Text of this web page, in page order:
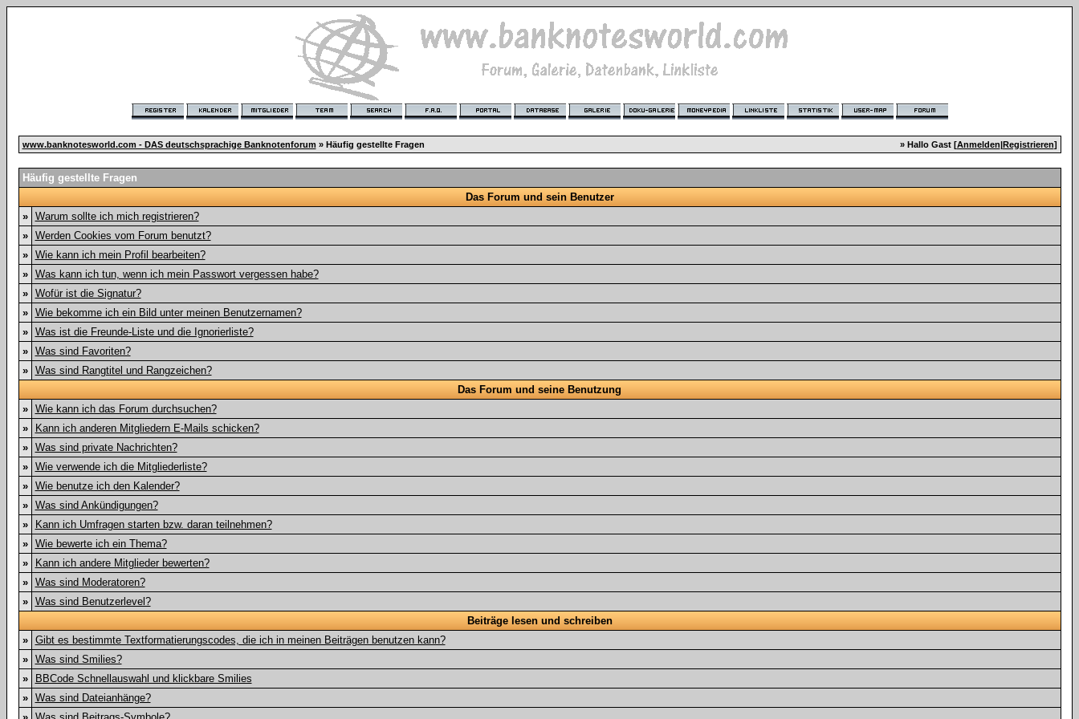
www.banknotesworld.com - DAS deutschsprachige Banknotenforum » Häufig gestellte Fragen » Hallo Gast [Anmelden|Registrieren]
Häufig gestellte Fragen
Das Forum und sein Benutzer
»
Warum sollte ich mich registrieren?
»
Werden Cookies vom Forum benutzt?
»
Wie kann ich mein Profil bearbeiten?
»
Was kann ich tun, wenn ich mein Passwort vergessen habe?
»
Wofür ist die Signatur?
»
Wie bekomme ich ein Bild unter meinen Benutzernamen?
»
Was ist die Freunde-Liste und die Ignorierliste?
»
Was sind Favoriten?
»
Was sind Rangtitel und Rangzeichen?
Das Forum und seine Benutzung
»
Wie kann ich das Forum durchsuchen?
»
Kann ich anderen Mitgliedern E-Mails schicken?
»
Was sind private Nachrichten?
»
Wie verwende ich die Mitgliederliste?
»
Wie benutze ich den Kalender?
»
Was sind Ankündigungen?
»
Kann ich Umfragen starten bzw. daran teilnehmen?
»
Wie bewerte ich ein Thema?
»
Kann ich andere Mitglieder bewerten?
»
Was sind Moderatoren?
»
Was sind Benutzerlevel?
Beiträge lesen und schreiben
»
Gibt es bestimmte Textformatierungscodes, die ich in meinen Beiträgen benutzen kann?
»
Was sind Smilies?
»
BBCode Schnellauswahl und klickbare Smilies
»
Was sind Dateianhänge?